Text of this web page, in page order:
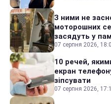
З ними не
моторошних
засядуть у
07 серпня 2026,
10 речей,
екран
зіпсувати
07 серпня 2026,